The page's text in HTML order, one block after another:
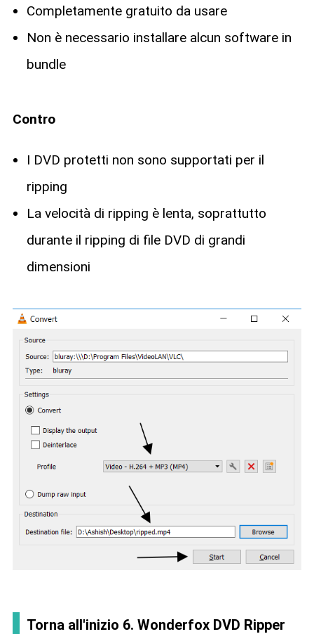
Completamente gratuito da usare
Non è necessario installare alcun software in
bundle
Contro
I DVD protetti non sono supportati per il
ripping
La velocità di ripping è lenta, soprattutto
durante il ripping di file DVD di grandi
dimensioni
Torna all'inizio 6. Wonderfox DVD Ripper